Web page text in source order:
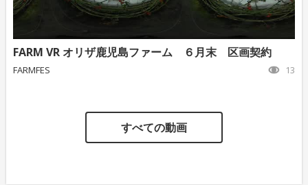
FARM VR オリザ鹿児島ファーム ６月末 区画契約
FARMFES 13
すべての動画